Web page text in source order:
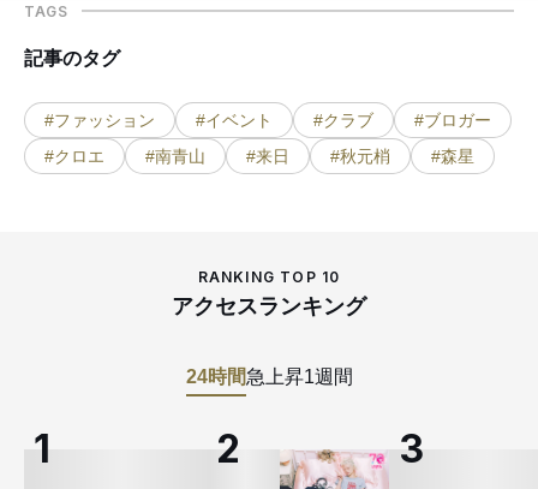
TAGS
記事のタグ
#ファッション #イベント #クラブ
#ブロガー
#クロエ
#南青山 #来日 #秋元梢 #森星
RANKING TOP 10
アクセスランキング
24時間急上昇1週間